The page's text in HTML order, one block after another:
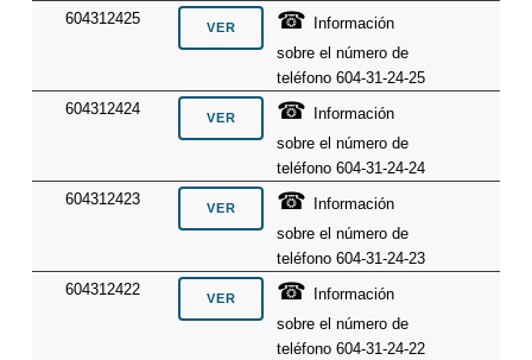
604312425
☎
Información
sobre el número de
teléfono 604-31-24-25
604312424
☎
Información
sobre el número de
teléfono 604-31-24-24
604312423
☎
Información
sobre el número de
teléfono 604-31-24-23
604312422
☎
Información
sobre el número de
teléfono 604-31-24-22